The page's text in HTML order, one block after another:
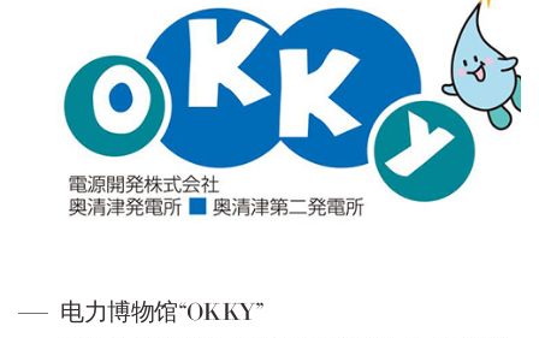
电力博物馆“OKKY”